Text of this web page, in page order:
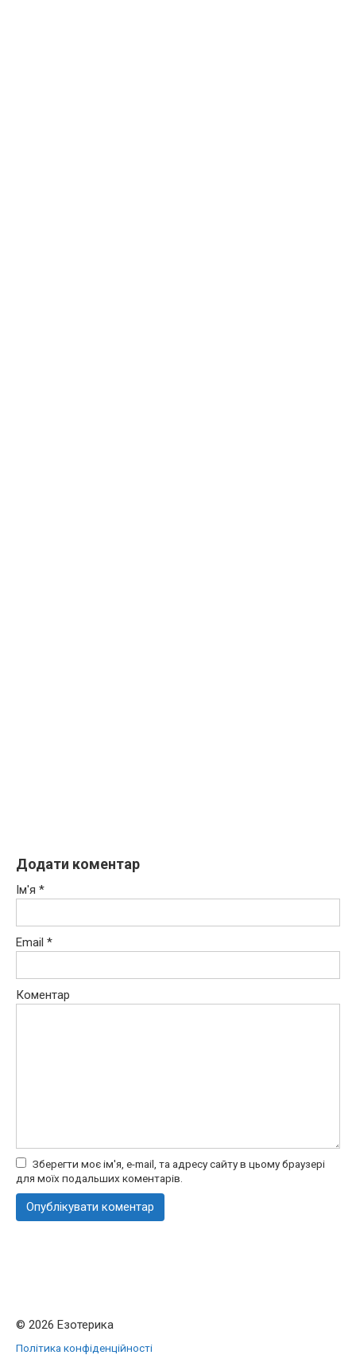
Додати коментар
Ім'я *
Email *
Коментар
Зберегти моє ім'я, e-mail, та адресу сайту в цьому браузері
для моїх подальших коментарів.
© 2026 Езотерика
Політика конфіденційності